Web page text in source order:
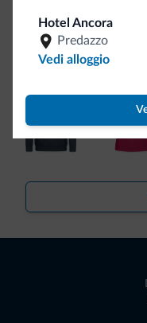
Hotel Ancora
Predazzo
Vedi alloggio
Ce l'avete chiesto in
Dolomiti.it!